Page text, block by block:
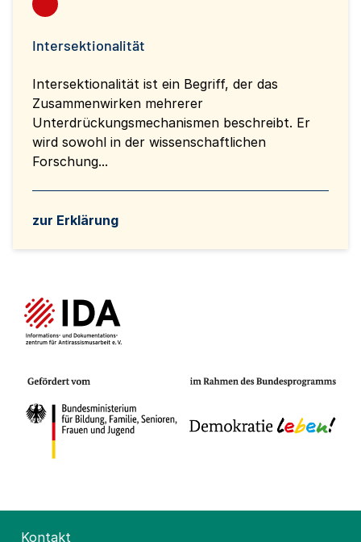
Intersektionalität
Intersektionalität ist ein Begriff, der das
Zusammenwirken mehrerer
Unterdrückungsmechanismen beschreibt. Er
wird sowohl in der wissenschaftlichen
Forschung...
zur Erklärung
Kontakt